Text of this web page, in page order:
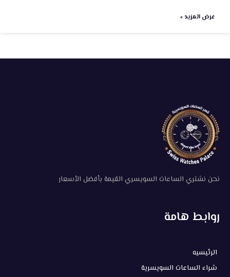
عرض المزيد »
نحن نشتري الساعات السويسري القيمة بأفضل الأسعار
روابط هامة
الرئيسيه
شراء الساعات السويسرية